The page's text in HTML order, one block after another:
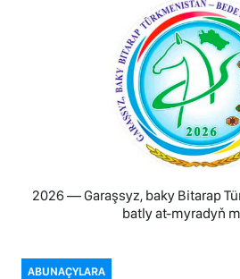
2026 — Garaşsyz, baky Bitarap
batly at-myradyň
ABUNAÇYLARA